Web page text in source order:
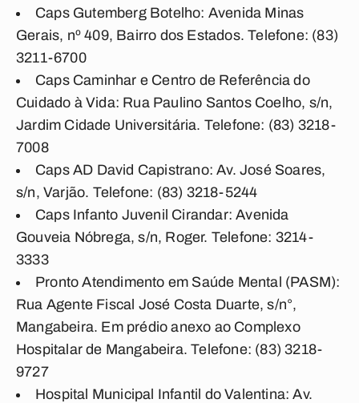
Caps Gutemberg Botelho: Avenida Minas
Gerais, nº 409, Bairro dos Estados. Telefone: (83)
3211-6700
Caps Caminhar e Centro de Referência do
Cuidado à Vida: Rua Paulino Santos Coelho, s/n,
Jardim Cidade Universitária. Telefone: (83) 3218-
7008
Caps AD David Capistrano: Av. José Soares,
s/n, Varjão. Telefone: (83) 3218-5244
Caps Infanto Juvenil Cirandar: Avenida
Gouveia Nóbrega, s/n, Roger. Telefone: 3214-
3333
Pronto Atendimento em Saúde Mental (PASM):
Rua Agente Fiscal José Costa Duarte, s/n°,
Mangabeira. Em prédio anexo ao Complexo
Hospitalar de Mangabeira. Telefone: (83) 3218-
9727
Hospital Municipal Infantil do Valentina: Av.